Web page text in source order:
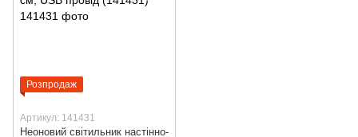
Розпродаж
Артикул: 141431
Неоновий світильник настінно-